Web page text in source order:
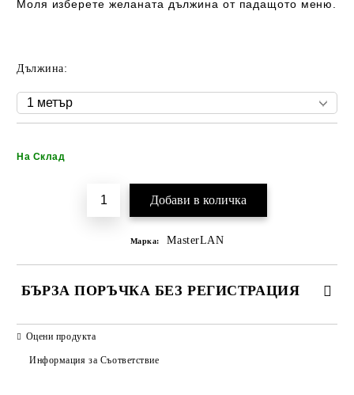
Моля изберете желаната дължина от падащото меню.
Дължина:
На Склад
Марка: MasterLAN
БЪРЗА ПОРЪЧКА БЕЗ РЕГИСТРАЦИЯ
Оцени продукта
Информация за Съответствие